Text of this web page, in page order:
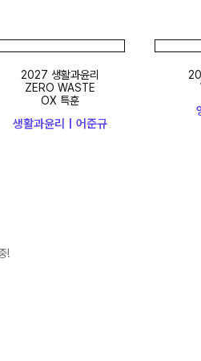
2027 생활과윤리
ZERO WASTE
OX 특훈
생활과윤리 | 어준규
2027
영